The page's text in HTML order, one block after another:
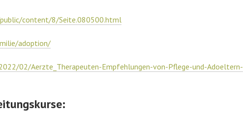
content/8/Seite.080500.html
adoption/
02/Aerzte_Therapeuten-Empfehlungen-von-Pflege-und-Adoeltern-